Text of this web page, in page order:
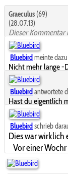
Graeculus (69)
(28.07.13)
Dieser Kommentar
Bluebird meinte
Nicht mehr lange -
Bluebird antwortete
Hast du eigentlich
Bluebird schrieb
Dies war wirklich
Vor einer